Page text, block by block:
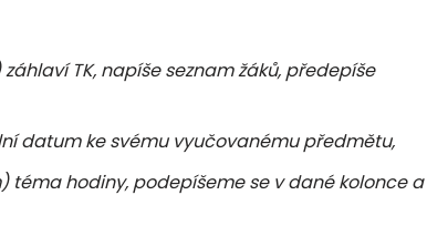
TK, napíše seznam žáků, předepíše
datum ke svému vyučovanému předmětu,
téma hodiny, podepíšeme se v dané kolonce a